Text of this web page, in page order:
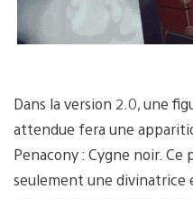
Dans la version 2.0, une
attendue fera une
Penacony : Cygne noir.
seulement une divinatrice